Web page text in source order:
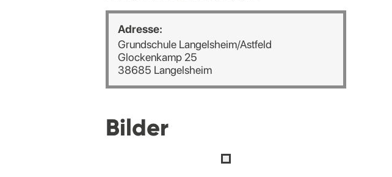
Adresse:
Grundschule Langelsheim/Astfeld
Glockenkamp 25
38685 Langelsheim
Bilder